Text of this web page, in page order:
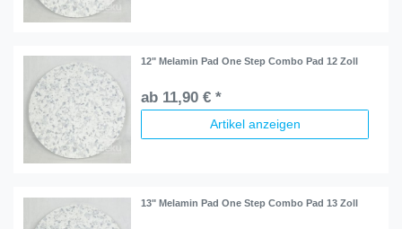
12" Melamin Pad One Step Combo Pad 12 Zoll
ab 11,90 € *
Artikel anzeigen
13" Melamin Pad One Step Combo Pad 13 Zoll